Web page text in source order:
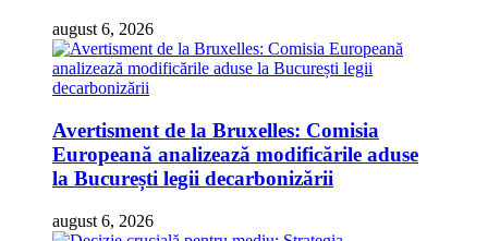
august 6, 2026
Avertisment de la Bruxelles: Comisia
Europeană analizează modificările aduse
la București legii decarbonizării
august 6, 2026